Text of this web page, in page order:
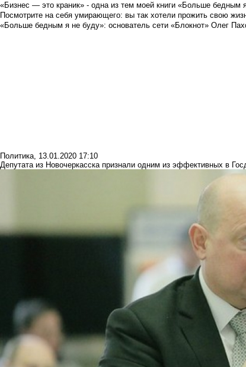
«Бизнес — это краник» - одна из тем моей книги «Больше бедным
Посмотрите на себя умирающего: вы так хотели прожить свою
«Больше бедным я не буду»: основатель сети «Блокнот» Олег
Политика, 13.01.2020 17:10
Депутата из Новочеркасска признали одним из эффективных в